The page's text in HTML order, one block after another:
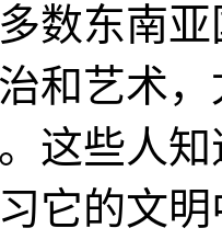
数东南
和艺术
这些人
它的文